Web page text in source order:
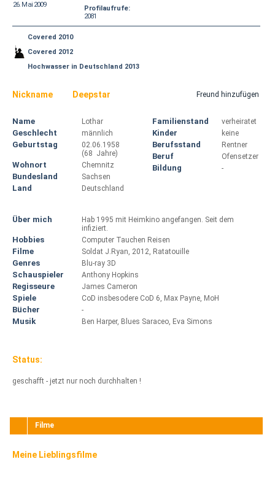
26. Mai 2009
Profilaufrufe:
2081
Covered 2010
Covered 2012
Hochwasser in Deutschland 2013
Nickname Deepstar Freund hinzufügen
Name Lothar
Geschlecht männlich
Geburtstag
02.06.1958
(68 Jahre)
Wohnort Chemnitz
Bundesland Sachsen
Land Deutschland
Familienstand verheiratet
Kinder keine
Berufsstand Rentner
Beruf Ofensetzer
Bildung -
Über mich
Hab 1995 mit Heimkino angefangen. Seit dem
infiziert.
Hobbies Computer Tauchen Reisen
Filme Soldat J.Ryan, 2012, Ratatouille
Genres Blu-ray 3D
Schauspieler Anthony Hopkins
Regisseure James Cameron
Spiele CoD insbesodere CoD 6, Max Payne, MoH
Bücher -
Musik Ben Harper, Blues Saraceo, Eva Simons
Status:
geschafft - jetzt nur noch durchhalten !
Filme
Meine Lieblingsfilme